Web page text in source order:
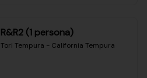
R&R2 (1 persona)
Tori Tempura - California Tempura